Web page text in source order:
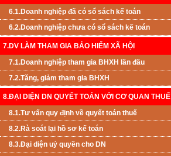
6.1.Doanh nghiệp đã có sổ sách kế toán
6.2.Doanh nghiệp chưa có sổ sách kế toán
7.DV LÀM THAM GIA BẢO HIỂM XÃ HỘI
7.1.Doanh nghiệp tham gia BHXH lần đầu
7.2.Tăng, giảm tham gia BHXH
8.ĐẠI DIỆN DN QUYẾT TOÁN VỚI CƠ QUAN THUẾ
8.1.Tư vấn quy định về quyết toán thuế
8.2.Rà soát lại hồ sơ kế toán
8.3.Đại diện uỷ quyền cho DN